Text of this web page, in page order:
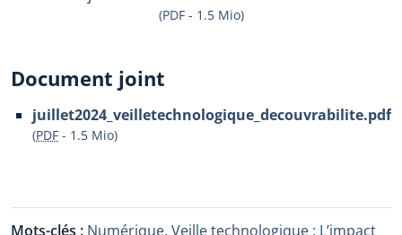
(PDF - 1.5 Mio)
Document joint
juillet2024_veilletechnologique_decouvrabilite.pdf
(PDF - 1.5 Mio)
Mots-clés : Numérique, Veille technologique : L’impact